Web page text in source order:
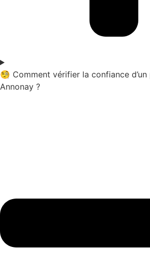
🧐 Comment vérifier la confiance
Annonay ?